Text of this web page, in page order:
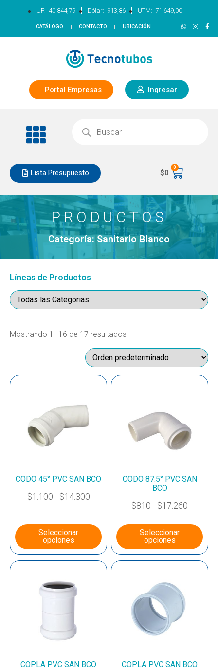
UF: 40.844,79 | Dólar: 913,86 | UTM: 71.649,00
CATÁLOGO CONTACTO UBICACIÓN
Portal Empresas Ingresar
Lista Presupuesto $0
0
PRODUCTOS
Categoría: Sanitario Blanco
Líneas de Productos
Mostrando 1–16 de 17 resultados
CODO 45° PVC SAN BCO
$1.100 - $14.300
Seleccionar
opciones
CODO 87.5° PVC SAN
BCO
$810 - $17.260
Seleccionar
opciones
COPLA PVC SAN BCO
COPLA PVC SAN BCO